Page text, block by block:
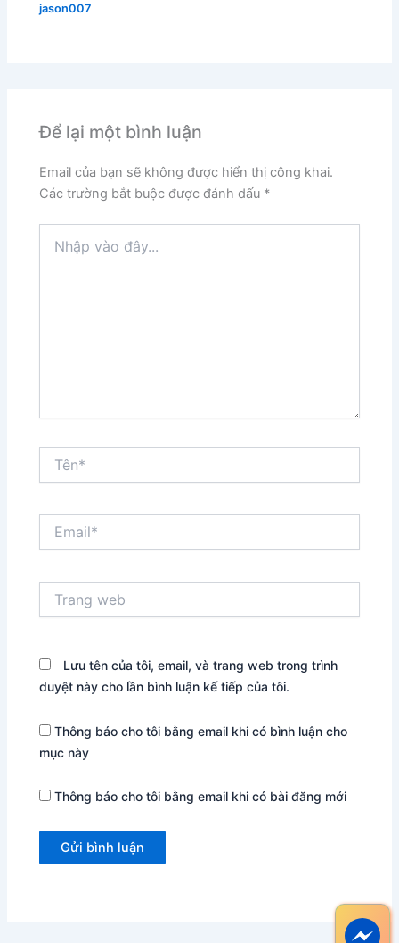
jason007
Để lại một bình luận
Email của bạn sẽ không được hiển thị công khai.
Các trường bắt buộc được đánh dấu *
vào
web
Lưu tên của tôi, email, và trang web trong trình
duyệt này cho lần bình luận kế tiếp của tôi.
Thông báo cho tôi bằng email khi có bình luận cho
mục này
Thông báo cho tôi bằng email khi có bài đăng mới